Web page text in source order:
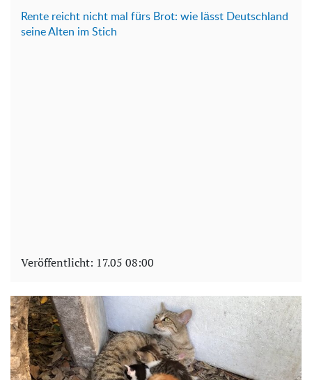
Rente reicht nicht mal fürs Brot: wie lässt Deutschland
seine Alten im Stich
Veröffentlicht: 17.05 08:00